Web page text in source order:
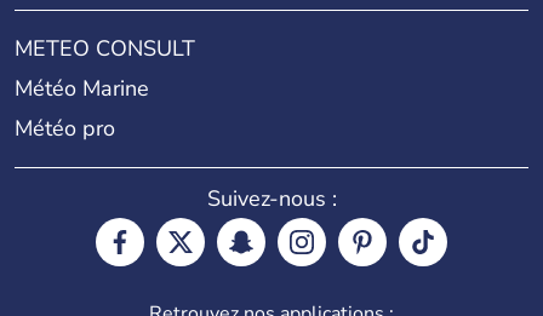
METEO CONSULT
Météo Marine
Météo pro
Suivez-nous :